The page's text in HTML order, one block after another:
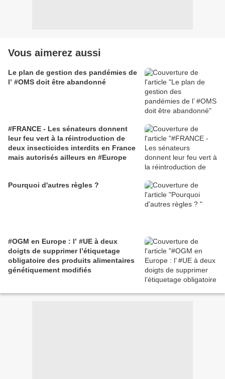
Vous aimerez aussi
Le plan de gestion des pandémies de
l’ #OMS doit être abandonné
#FRANCE - Les sénateurs donnent
leur feu vert à la réintroduction de
deux insecticides interdits en France
mais autorisés ailleurs en #Europe
Pourquoi d'autres règles ?
#OGM en Europe : l’ #UE à deux
doigts de supprimer l’étiquetage
obligatoire des produits alimentaires
génétiquement modifiés